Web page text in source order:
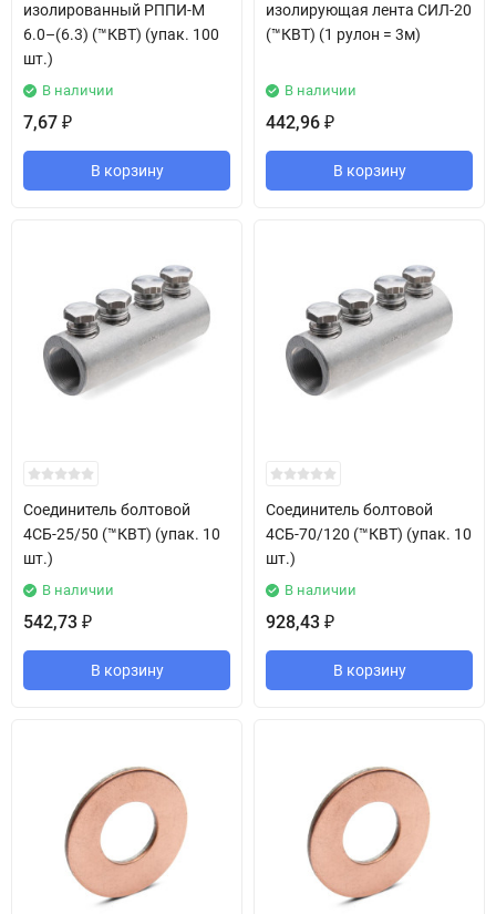
изолированный РППИ-М
6.0–(6.3) (™КВТ) (упак. 100
шт.)
В наличии
7,67 ₽
В корзину
изолирующая лента СИЛ-20
(™КВТ) (1 рулон = 3м)
В наличии
442,96 ₽
В корзину
Соединитель болтовой
4СБ-25/50 (™КВТ) (упак. 10
шт.)
В наличии
542,73 ₽
В корзину
Соединитель болтовой
4СБ-70/120 (™КВТ) (упак. 10
шт.)
В наличии
928,43 ₽
В корзину